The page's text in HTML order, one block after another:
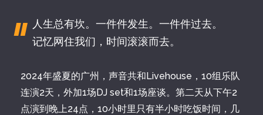
人生总有坎。一件件发生。一件件过去。
记忆网住我们，时间滚滚而去。
2024年盛夏的广州，声音共和Livehouse，10组乐队
连演2天，外加1场DJ set和1场座谈。第二天从下午2
点演到晚上24点，10小时里只有半小时吃饭时间，几